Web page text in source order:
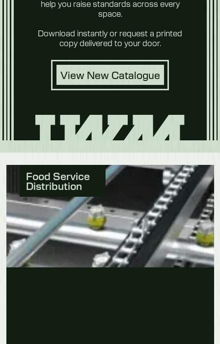
help you raise standards across every
space.
Download instantly or request a printed
copy delivered to your door.
View New Catalogue
Food Service
Distribution